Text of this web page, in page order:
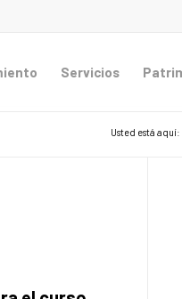
Servicios
Usted está aquí: